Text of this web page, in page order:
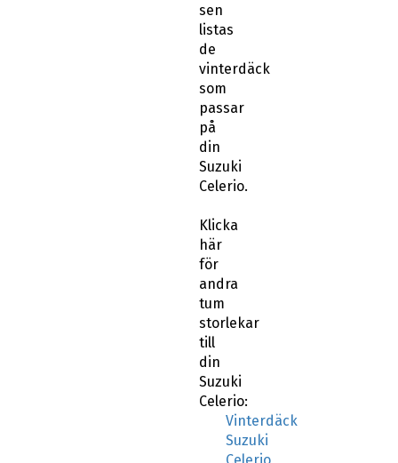
sen
listas
de
vinterdäck
som
passar
på
din
Suzuki
Celerio.
Klicka
här
för
andra
tum
storlekar
till
din
Suzuki
Celerio:
Vinterdäck
Suzuki
Celerio